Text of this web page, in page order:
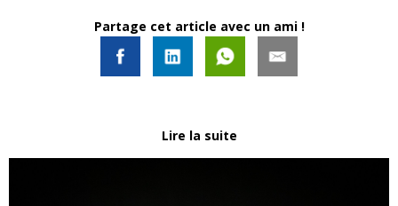
Partage cet article avec un ami !
Lire la suite